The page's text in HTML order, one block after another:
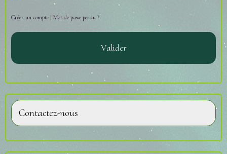
Créer un compte | Mot de passe perdu ?
Valider
Contactez-nous